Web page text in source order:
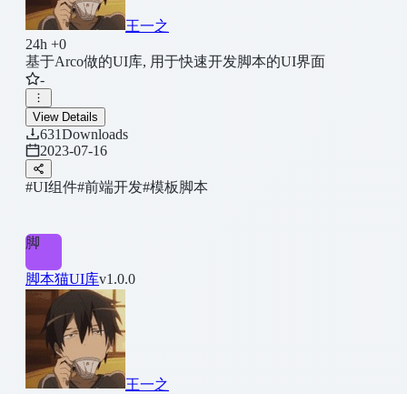
王一之
24h +0
基于Arco做的UI库, 用于快速开发脚本的UI界面
-
View Details
631Downloads
2023-07-16
#UI组件#前端开发#模板脚本
脚
脚本猫UI库v1.0.0
王一之